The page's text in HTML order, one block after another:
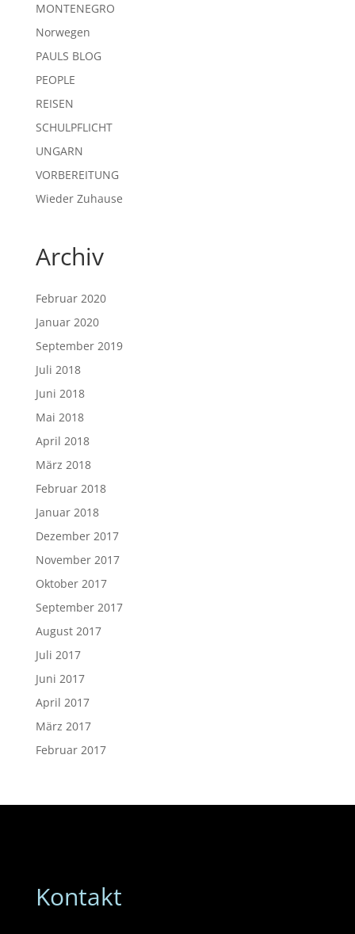
MONTENEGRO
Norwegen
PAULS BLOG
PEOPLE
REISEN
SCHULPFLICHT
UNGARN
VORBEREITUNG
Wieder Zuhause
Archiv
Februar 2020
Januar 2020
September 2019
Juli 2018
Juni 2018
Mai 2018
April 2018
März 2018
Februar 2018
Januar 2018
Dezember 2017
November 2017
Oktober 2017
September 2017
August 2017
Juli 2017
Juni 2017
April 2017
März 2017
Februar 2017
Kontakt